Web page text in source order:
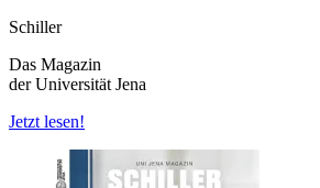
Schiller
Das Magazin
der Universität Jena
Jetzt lesen!